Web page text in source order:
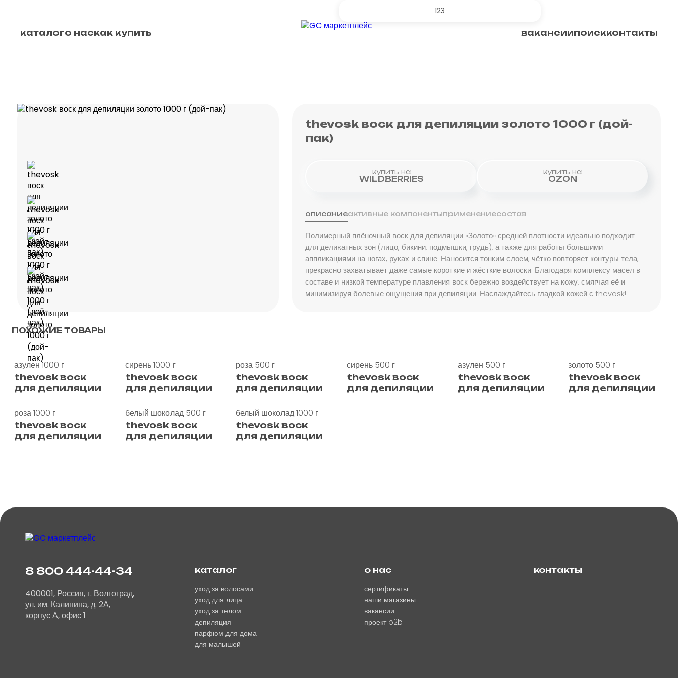
каталого наскак купить вакансиипоискконтакты
уход для лица
депиляция
для животных
для стирки
для уборки
thevosk воск для депиляции золото 1000 г (дой-
пак)
купить на
WILDBERRIES
купить на
OZON
описаниеактивные компонентыприменениесостав
Полимерный плёночный воск для депиляции «Золото» средней плотности идеально подходит
для деликатных зон (лицо, бикини, подмышки, грудь), а также для работы большими
аппликациями на ногах, руках и спине. Наносится тонким слоем, чётко повторяет контуры тела,
прекрасно захватывает даже самые короткие и жёсткие волоски. Благодаря комплексу масел в
составе и низкой температуре плавления воск бережно воздействует на кожу, смягчая её и
минимизируя болевые ощущения при депиляции. Наслаждайтесь гладкой кожей с thevosk!
ПОХОЖИЕ ТОВАРЫ
азулен 1000 г
thevosk воск
для депиляции
сирень 1000 г
thevosk воск
для депиляции
роза 500 г
thevosk воск
для депиляции
сирень 500 г
thevosk воск
для депиляции
азулен 500 г
thevosk воск
для депиляции
золото 500 г
thevosk воск
для депиляции
роза 1000 г
thevosk воск
для депиляции
белый шоколад 500 г
thevosk воск
для депиляции
белый шоколад 1000 г
thevosk воск
для депиляции
8 800 444-44-34
400001, Россия, г. Волгоград,
ул. им. Калинина, д. 2А,
корпус А, офис 1
каталог
уход за волосами
уход для лица
уход за телом
депиляция
парфюм для дома
для малышей
о нас
сертификаты
наши магазины
вакансии
проект b2b
контакты
123